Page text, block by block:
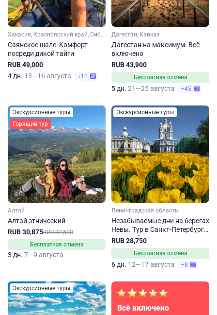
Хакасия, Красноярский край, Сибирь
Саянское шале: Комфорт
посреди дикой тайги
RUB 49,000
4 дн. 13—16 августа +11
Дагестан, Кавказ
Дагестан на максимум. Вcё
включено
RUB 43,900
Бесплатная отмена
5 дн. 21—25 августа +45
Экскурсионные туры
Горящий тур
Алтай
Алтай этнический
RUB 30,875RUB 32,500
Бесплатная отмена
3 дн. 7—9 августа
Экскурсионные туры
Ленинградская область
Незабываемые дни на берегах
Невы. Тур в Санкт-Петербург
на 6 дней
RUB 28,750
Бесплатная отмена
6 дн. 12—17 августа +8
Экскурсионные туры
Всё включено